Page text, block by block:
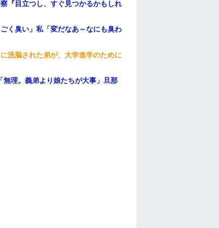
『目立つし、すぐ見つかるかもしれ
く臭い」私「変だなあ～なにも臭わ
洗脳された弟が、大学進学のために
理。義弟より娘たちが大事」旦那